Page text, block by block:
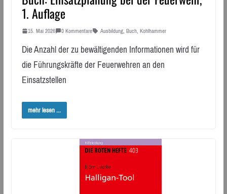
1. Auflage
15. Mai 2026 0 Kommentare Ausbildung, Buch, Kohlhammer
Die Anzahl der zu bewältigenden Informationen wird für
die Führungskräfte der Feuerwehren an den
Einsatzstellen
mehr lesen ...